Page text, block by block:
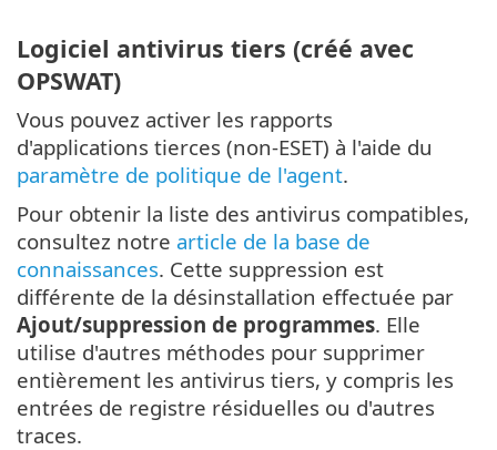
Logiciel antivirus tiers (créé avec
OPSWAT)
Vous pouvez activer les rapports
d'applications tierces (non-ESET) à l'aide du
paramètre de politique de l'agent.
Pour obtenir la liste des antivirus compatibles,
consultez notre article de la base de
connaissances. Cette suppression est
différente de la désinstallation effectuée par
Ajout/suppression de programmes. Elle
utilise d'autres méthodes pour supprimer
entièrement les antivirus tiers, y compris les
entrées de registre résiduelles ou d'autres
traces.